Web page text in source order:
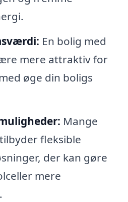
En bolig med
mere attraktiv for
øge din boligs
Mange
fleksible
der kan gøre
mere